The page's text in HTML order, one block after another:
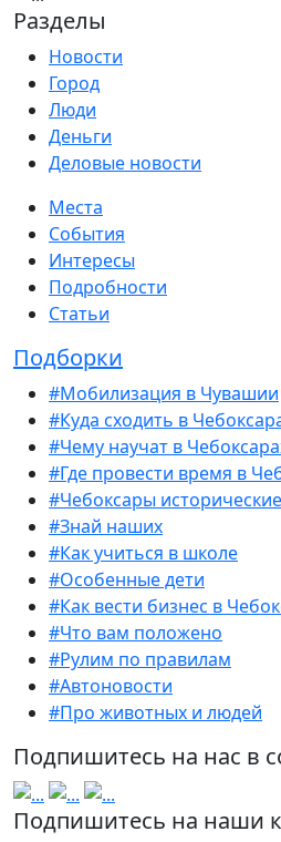
Разделы
Новости
Город
Люди
Деньги
Деловые новости
Места
События
Интересы
Подробности
Статьи
Подборки
#Мобилизация в Чувашии
#Куда сходить в
#Чему научат в
#Где провести время в
#Чебоксары исторические
#Знай наших
#Как учиться в школе
#Особенные дети
#Как вести бизнес в
#Что вам положено
#Рулим по правилам
#Автоновости
#Про животных и людей
Подпишитесь на нас в
Подпишитесь на наши